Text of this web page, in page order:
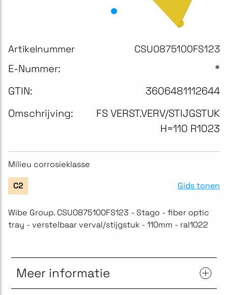
Artikelnummer CSU0875100FS123
E-Nummer:
*
GTIN:
3606481112644
Omschrijving:
FS VERST.VERV/STIJGSTUK
H=110 R1023
Milieu corrosieklasse
C2 Gids tonen
Wibe Group. CSU0875100FS123 - Stago - fiber optic
tray - verstelbaar verval/stijgstuk - 110mm - ral1022
Meer informatie